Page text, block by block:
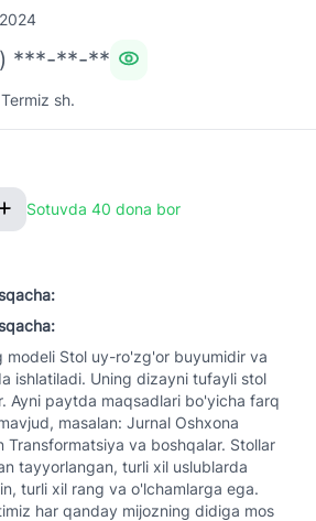
***-**-**
sh.
Sotuvda 40 dona bor
modeli Stol uy-ro'zg'or buyumidir va
ishlatiladi. Uning dizayni tufayli stol
Ayni paytda maqsadlari bo'yicha farq
masalan: Jurnal Oshxona
Transformatsiya va boshqalar. Stollar
tayyorlangan, turli xil uslublarda
turli xil rang va o'lchamlarga ega.
har qanday mijozning didiga mos